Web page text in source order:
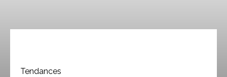
Tendances